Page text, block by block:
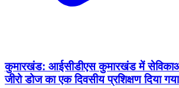
कुमारखंड: आईसीडीएस कुमारखंड में
जीरो डोज का एक दिवसीय प्रशिक्षण दिया गया